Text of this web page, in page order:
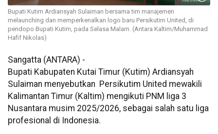
Bupati Kutim Ardiansyah Sulaiman bersama tim manajemen
melaunching dan memperkenalkan logo baru Persikutim United, di
pendopo Bupati Kutim, pada Selasa Malam. (Antara Kaltim/Muhammad
Hafif Nikolas)
Sangatta (ANTARA) -
Bupati Kabupaten Kutai Timur (Kutim) Ardiansyah
Sulaiman menyebutkan Persikutim United mewakili
Kalimantan Timur (Kaltim) mengikuti PNM liga 3
Nusantara musim 2025/2026, sebagai salah satu liga
profesional di Indonesia.